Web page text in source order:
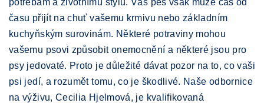
potřebám a životnímu stylu. Váš pes však může čas od
času přijít na chuť vašemu krmivu nebo základním
kuchyňským surovinám. Některé potraviny mohou
vašemu psovi způsobit onemocnění a některé jsou pro
psy jedovaté. Proto je důležité dávat pozor na to, co vaši
psi jedí, a rozumět tomu, co je škodlivé. Naše odbornice
na výživu, Cecilia Hjelmová, je kvalifikovaná